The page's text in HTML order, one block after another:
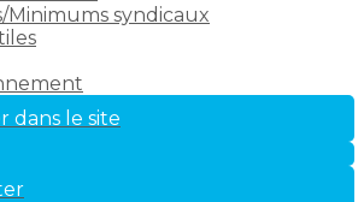
Minimums syndicaux
dans le site